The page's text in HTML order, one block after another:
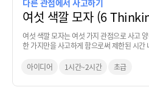
다른 관점에서 사고하기
여섯 색깔 모자 (6
여섯 색깔 모자는 여섯 가지 관점으로 사고
한 가지만을 사고하게 함으로써 제한된 시간
아이디어 1시간~2시간 초급